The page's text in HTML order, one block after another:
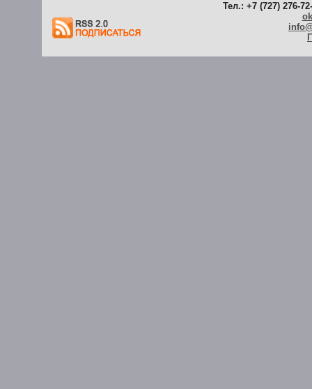
Тел.: +7 (727) 276-